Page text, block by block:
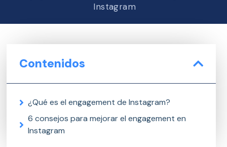
Instagram
Contenidos
¿Qué es el engagement de Instagram?
6 consejos para mejorar el engagement en
Instagram